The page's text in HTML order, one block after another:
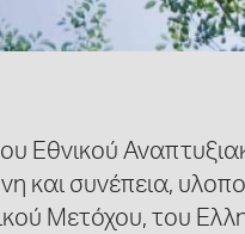
Εθνικού
και συνέπεια,
Μετόχου, του